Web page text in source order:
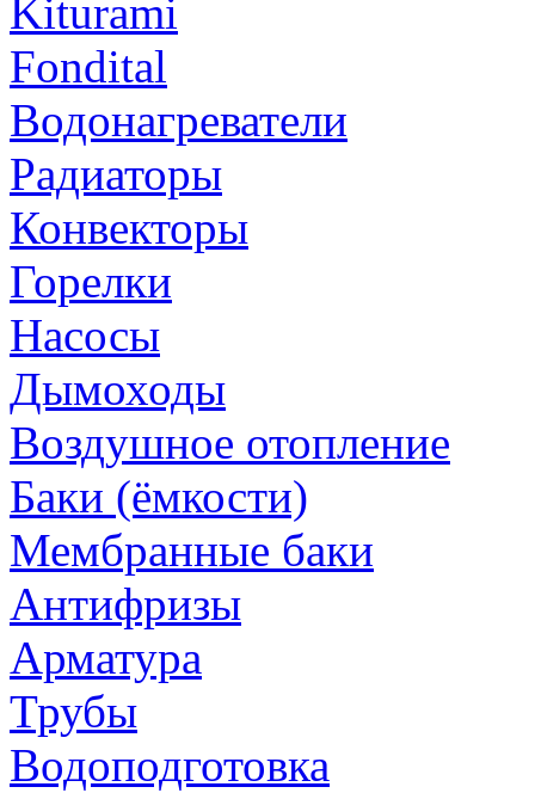
Kiturami
Fondital
Водонагреватели
Радиаторы
Конвекторы
Горелки
Насосы
Дымоходы
Воздушное отопление
Баки (ёмкости)
Мембранные баки
Антифризы
Арматура
Трубы
Водоподготовка